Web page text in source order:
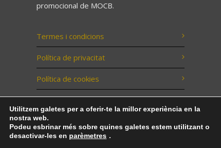
promocional de MOCB.
Termes i condicions
Política de privacitat
Política de cookies
2022 ©Parroquia de Bocairent
Utilitzem galetes per a oferir-te la millor experiència en la
nostra web.
Podeu esbrinar més sobre quines galetes estem utilitzant o
desactivar-les en parèmetres .